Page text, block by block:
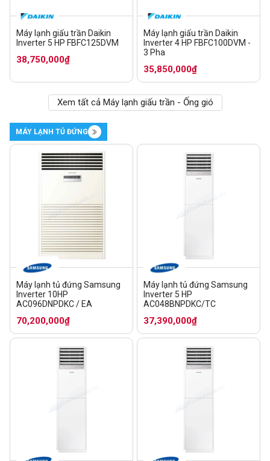
Máy lạnh giấu trần Daikin
Inverter 5 HP FBFC125DVM
38,750,000₫
Máy lạnh giấu trần Daikin
Inverter 4 HP FBFC100DVM -
3 Pha
35,850,000₫
Xem tất cả Máy lạnh giấu trần - Ống gió
MÁY LẠNH TỦ ĐỨNG
Máy lạnh tủ đứng Samsung
Inverter 10HP
AC096DNPDKC / EA
70,200,000₫
Máy lạnh tủ đứng Samsung
Inverter 5 HP
AC048BNPDKC/TC
37,390,000₫